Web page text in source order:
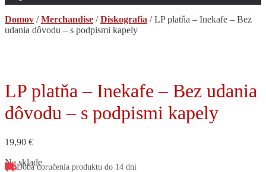
Domov /Merchandise /Diskografia /LP platňa – Inekafe – Bez
udania dôvodu – s podpismi kapely
LP platňa – Inekafe – Bez udania
dôvodu – s podpismi kapely
19,90 €
Na sklade
Doba doručenia produktu do 14 dní